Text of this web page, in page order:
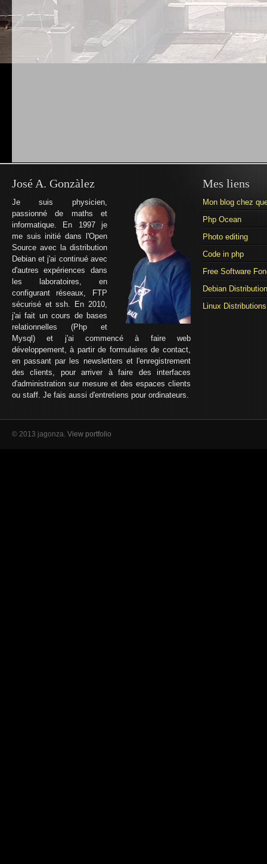
José A. Gonzàlez
Je suis physicien,
passionné de maths et
informatique. En 1997 je
me suis initié dans l'Open
Source avec la distribution
Debian et j'ai continué avec
d'autres expériences dans
les laboratoires, en
configurant réseaux, FTP
sécurisé et ssh. En 2010,
j'ai fait un cours de bases
relationnelles (Php et
Mysql) et j'ai commencé à faire web
développement, à partir de formulaires de contact,
en passant par les newsletters et l'enregistrement
des clients, pour arriver à faire des interfaces
d'administration sur mesure et des espaces clients
ou staff. Je fais aussi d'entretiens pour ordinateurs.
Mes liens
Mon blog chez
Php Ocean
Photo editing
Code in php
Free Software
Debian Distribution
Linux Distributions
© 2013 jagonza. View portfolio